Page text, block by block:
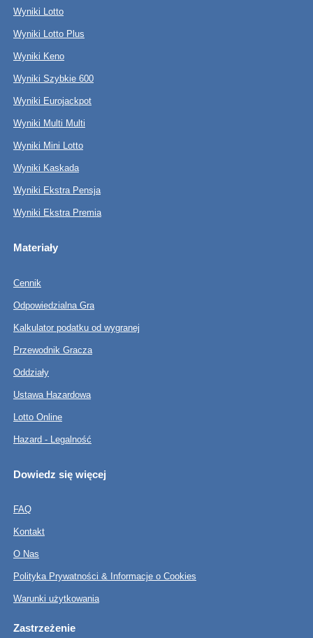
Wyniki Lotto
Wyniki Lotto Plus
Wyniki Keno
Wyniki Szybkie 600
Wyniki Eurojackpot
Wyniki Multi Multi
Wyniki Mini Lotto
Wyniki Kaskada
Wyniki Ekstra Pensja
Wyniki Ekstra Premia
Materiały
Cennik
Odpowiedzialna Gra
Kalkulator podatku od wygranej
Przewodnik Gracza
Oddziały
Ustawa Hazardowa
Lotto Online
Hazard - Legalność
Dowiedz się więcej
FAQ
Kontakt
O Nas
Polityka Prywatności & Informacje o Cookies
Warunki użytkowania
Zastrzeżenie